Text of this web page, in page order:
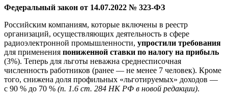
Федеральный закон от 14.07.2022 № 323-ФЗ
Российским компаниям, которые включены в реестр
организаций, осуществляющих деятельность в сфере
радиоэлектронной промышленности, упростили требования
для применения пониженной ставки по налогу на прибыль
(3%). Теперь для льготы неважна среднесписочная
численность работников (ранее — не менее 7 человек). Кроме
того, снижена доля профильных «льготируемых» доходов —
с 90 % до 70 % (п. 1.6 ст. 284 НК РФ в новой редакции).